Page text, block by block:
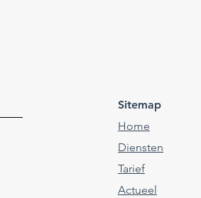
Sitemap
Home
Diensten
Tarief
Actueel